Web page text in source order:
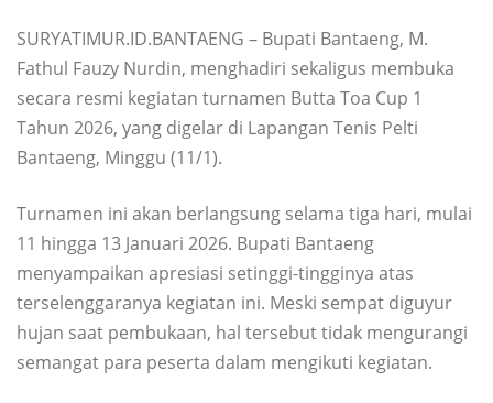
SURYATIMUR.ID.BANTAENG – Bupati Bantaeng, M.
Fathul Fauzy Nurdin, menghadiri sekaligus membuka
secara resmi kegiatan turnamen Butta Toa Cup 1
Tahun 2026, yang digelar di Lapangan Tenis Pelti
Bantaeng, Minggu (11/1).
Turnamen ini akan berlangsung selama tiga hari, mulai
11 hingga 13 Januari 2026. Bupati Bantaeng
menyampaikan apresiasi setinggi-tingginya atas
terselenggaranya kegiatan ini. Meski sempat diguyur
hujan saat pembukaan, hal tersebut tidak mengurangi
semangat para peserta dalam mengikuti kegiatan.